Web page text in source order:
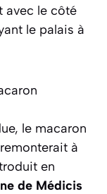
avec le côté
le palais à
le macaron
à
en
de Médicis